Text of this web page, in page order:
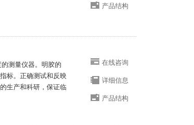
产品结构
测量仪器。明胶的
标。正确测试和反映
生产和科研，保证临
在线咨询
详细信息
产品结构